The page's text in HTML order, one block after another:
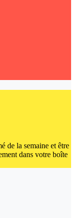
de la semaine et être
dans votre boîte